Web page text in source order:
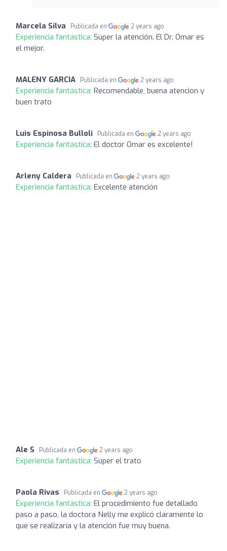
Marcela Silva Publicada en 2 years ago
Experiencia fantástica: Súper la atención. El Dr. Omar es
el mejor.
MALENY GARCIA Publicada en 2 years ago
Experiencia fantástica: Recomendable, buena atencion y
buen trato
Luis Espinosa Bulloli Publicada en 2 years ago
Experiencia fantástica: El doctor Omar es excelente!
Arleny Caldera Publicada en 2 years ago
Experiencia fantástica: Excelente atención
Ale S Publicada en 2 years ago
Experiencia fantástica: Súper el trato
Paola Rivas Publicada en 2 years ago
Experiencia fantástica: El procedimiento fue detallado
paso a paso, la doctora Nelly me explicó claramente lo
que se realizaría y la atención fue muy buena.